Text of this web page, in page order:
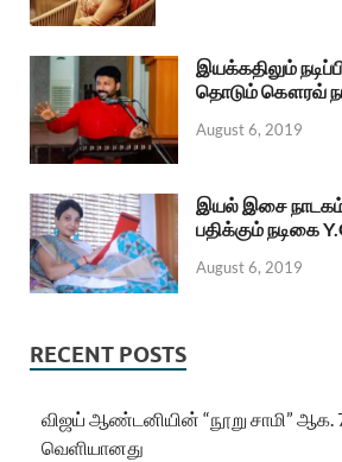
இயக்கதிலும்
தொடும் கௌரவ்
August 6, 2019
இயல் இசை
பதிக்கும் நடிகை
August 6, 2019
RECENT POSTS
விஜய் ஆண்டனியின் “நூறு சாமி” ஆக.
வெளியானது